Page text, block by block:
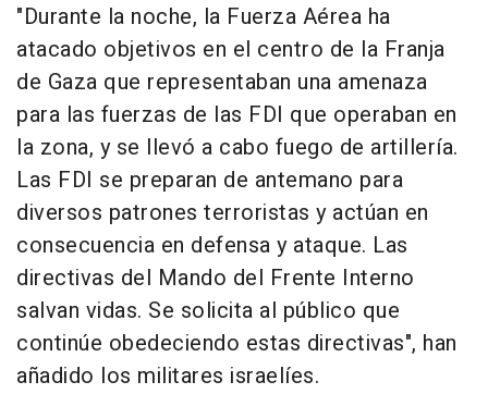
"Durante la noche, la Fuerza Aérea ha
atacado objetivos en el centro de la Franja
de Gaza que representaban una amenaza
para las fuerzas de las FDI que operaban en
la zona, y se llevó a cabo fuego de artillería.
Las FDI se preparan de antemano para
diversos patrones terroristas y actúan en
consecuencia en defensa y ataque. Las
directivas del Mando del Frente Interno
salvan vidas. Se solicita al público que
continúe obedeciendo estas directivas", han
añadido los militares israelíes.